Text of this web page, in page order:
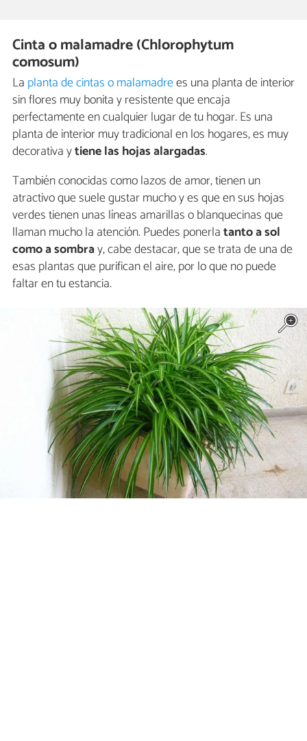
Cinta o malamadre (Chlorophytum
comosum)
La planta de cintas o malamadrees una planta de interior
sin flores muy bonita y resistente que encaja
perfectamente en cualquier lugar de tu hogar. Es una
planta de interior muy tradicional en los hogares, es muy
decorativa ytiene las hojas alargadas.
También conocidas como lazos de amor, tienen un
atractivo que suele gustar mucho y es que en sus hojas
verdes tienen unas líneas amarillas o blanquecinas que
llaman mucho la atención. Puedes ponerlatanto a sol
como a sombray, cabe destacar, que se trata de una de
esas plantas que purifican el aire, por lo que no puede
faltar en tu estancia.